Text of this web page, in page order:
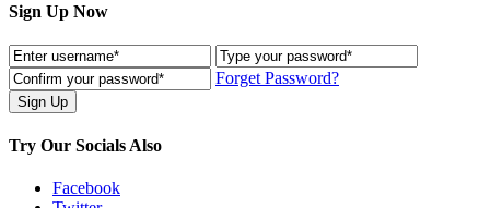
Sign Up Now
Forget Password?
Try Our Socials Also
Facebook